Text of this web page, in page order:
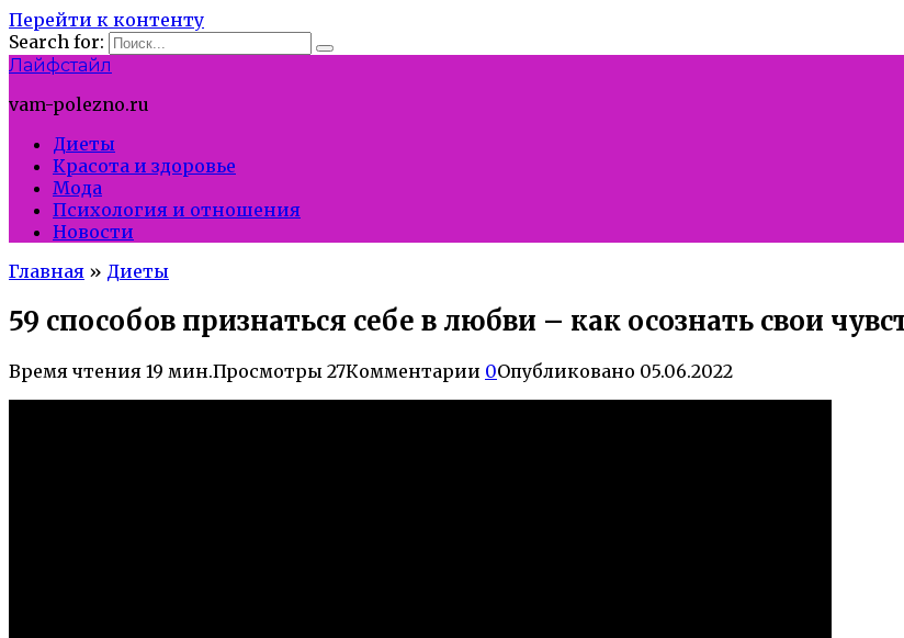
Перейти к контенту
Search for:
Лайфстайл
vam-polezno.ru
Диеты
Красота и здоровье
Мода
Психология и отношения
Новости
Главная » Диеты
59 способов признаться себе в любви – как осознать свои
Время чтения 19 мин.Просмотры 27Комментарии 0Опубликовано 05.06.2022